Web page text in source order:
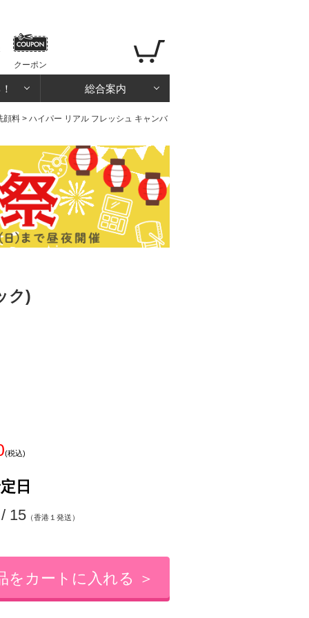
クーポン
総合案内
顔料 > ハイパー リアル フレッシュ キャンバ
ク)
(税込)
日
15 （香港１発送）
をカートに入れる ＞